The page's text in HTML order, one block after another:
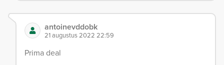
antoinevddobk
21 augustus 2022 22:59
Prima deal